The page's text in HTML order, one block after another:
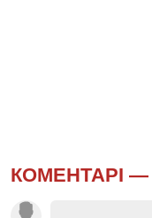
КОМЕНТАРІ —